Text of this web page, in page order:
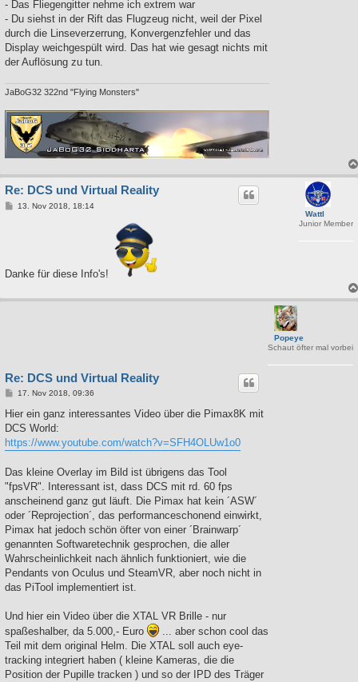
- Das Fliegengitter nehme ich extrem war
- Du siehst in der Rift das Flugzeug nicht, weil der Pixel
durch die Linseverzerrung, Konvergenzfehler und das
Display weichgespült wird. Das hat wie gesagt nichts mit
der Auflösung zu tun.
JaBoG32 322nd "Flying Monsters"
Wattl
Junior Member
Re: DCS und Virtual Reality
B13. Nov 2018, 18:14
Danke für diese Info's!
Popeye
Schaut öfter mal vorbei
Re: DCS und Virtual Reality
B
i
r
a
g
17. Nov 2018, 09:36
Hier ein ganz interessantes Video über die Pimax8K mit
DCS World:
https://www.youtube.com/watch?v=SFH4OLUw1o0
Das kleine Overlay im Bild ist übrigens das Tool
"fpsVR". Interessant ist, dass DCS mit rd. 60 fps
anscheinend ganz gut läuft. Die Pimax hat kein ´ASW´
oder ´Reprojection´, das performanceschonend einwirkt,
Pimax hat jedoch schön öfter von einer ´Brainwarp´
genannten Softwaretechnik gesprochen, die aller
Wahrscheinlichkeit nach ähnlich funktioniert, wie die
Pendants von Oculus und SteamVR, aber noch nicht in
das PiTool implementiert ist.
Und hier ein Video über die XTAL VR Brille - nur
spaßeshalber, da 5.000,- Euro
... aber schon cool das
Teil mit dem original Helm. Die XTAL soll auch eye-
tracking integriert haben ( kleine Kameras, die die
Position der Pupille tracken ) und so der IPD des Träger